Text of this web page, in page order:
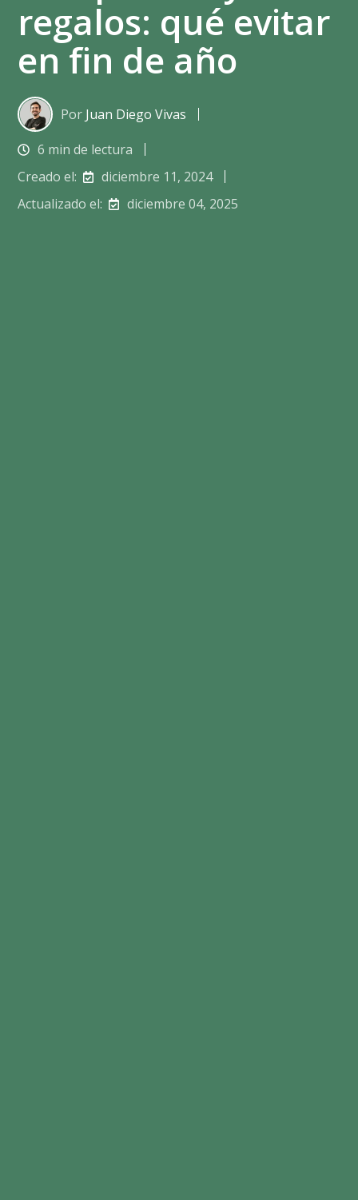
regalos: qué evitar
en fin de año
Por Juan Diego Vivas
6 min de lectura
Creado el:
diciembre 11, 2024
Actualizado el:
diciembre 04, 2025